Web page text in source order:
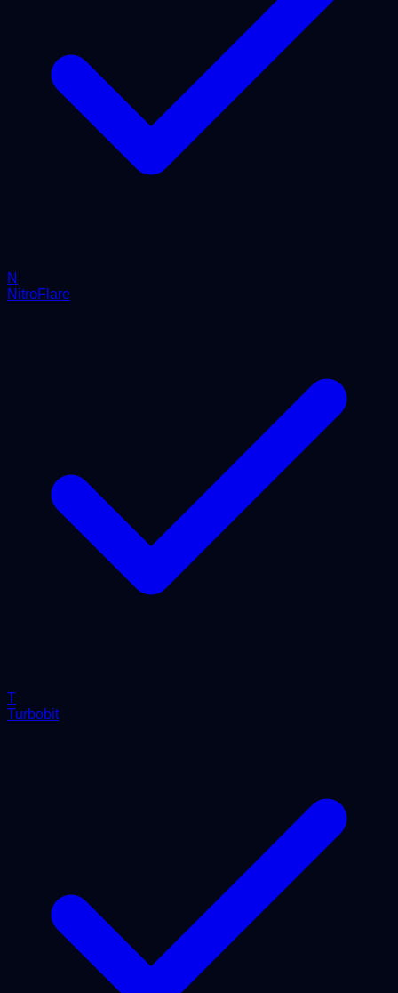
N
NitroFlare
T
Turbobit